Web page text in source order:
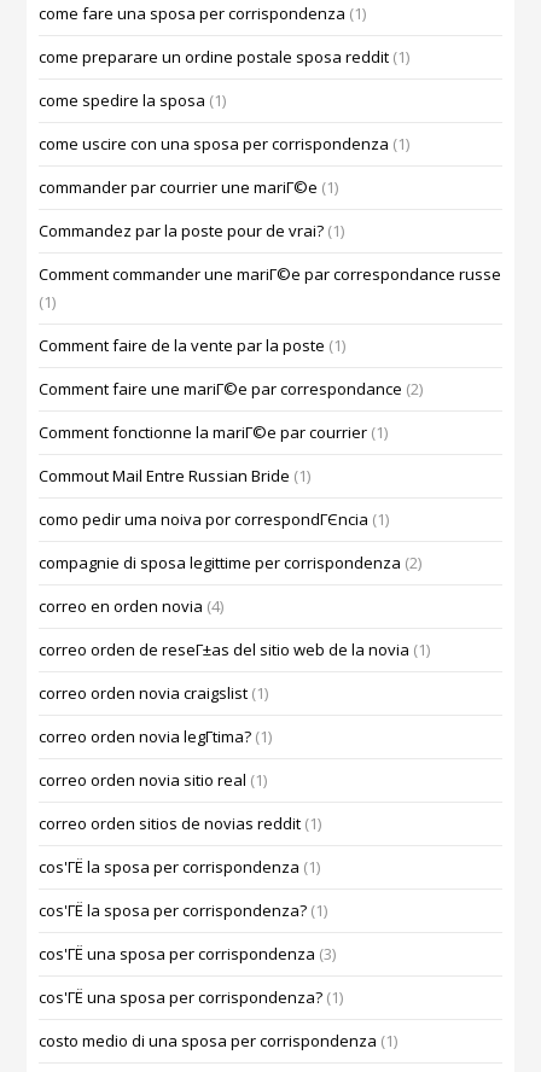
come fare una sposa per corrispondenza (1)
come preparare un ordine postale sposa reddit (1)
come spedire la sposa (1)
come uscire con una sposa per corrispondenza (1)
commander par courrier une mariГ©e (1)
Commandez par la poste pour de vrai? (1)
Comment commander une mariГ©e par correspondance russe
(1)
Comment faire de la vente par la poste (1)
Comment faire une mariГ©e par correspondance (2)
Comment fonctionne la mariГ©e par courrier (1)
Commout Mail Entre Russian Bride (1)
como pedir uma noiva por correspondГЄncia (1)
compagnie di sposa legittime per corrispondenza (2)
correo en orden novia (4)
correo orden de reseГ±as del sitio web de la novia (1)
correo orden novia craigslist (1)
correo orden novia legГ­tima? (1)
correo orden novia sitio real (1)
correo orden sitios de novias reddit (1)
cos'ГЁ la sposa per corrispondenza (1)
cos'ГЁ la sposa per corrispondenza? (1)
cos'ГЁ una sposa per corrispondenza (3)
cos'ГЁ una sposa per corrispondenza? (1)
costo medio di una sposa per corrispondenza (1)